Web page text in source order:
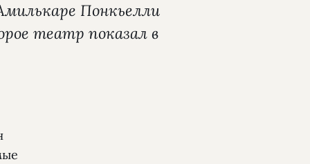
Понкьелли
театр показал в